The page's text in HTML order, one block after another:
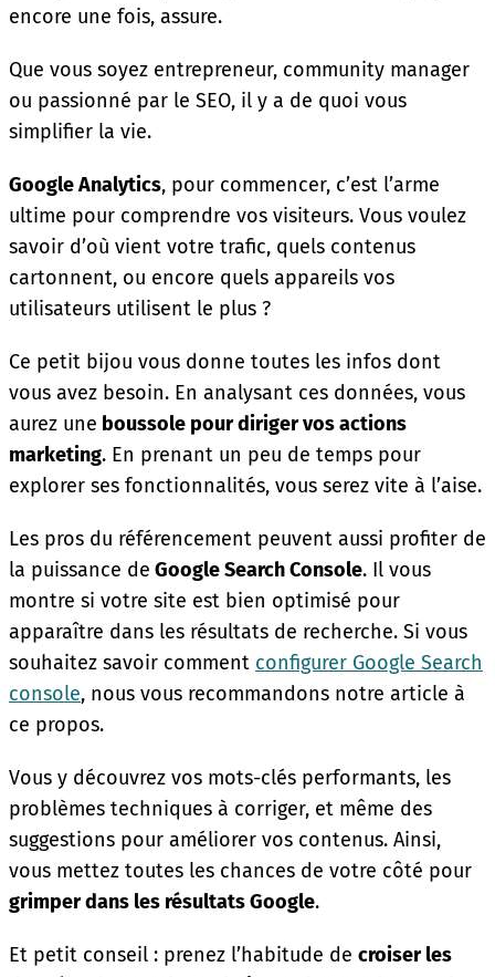
encore une fois, assure.
Que vous soyez entrepreneur, community manager
ou passionné par le SEO, il y a de quoi vous
simplifier la vie.
Google Analytics, pour commencer, c’est l’arme
ultime pour comprendre vos visiteurs. Vous voulez
savoir d’où vient votre trafic, quels contenus
cartonnent, ou encore quels appareils vos
utilisateurs utilisent le plus ?
Ce petit bijou vous donne toutes les infos dont
vous avez besoin. En analysant ces données, vous
aurez une boussole pour diriger vos actions
marketing. En prenant un peu de temps pour
explorer ses fonctionnalités, vous serez vite à l’aise.
Les pros du référencement peuvent aussi profiter de
la puissance de Google Search Console. Il vous
montre si votre site est bien optimisé pour
apparaître dans les résultats de recherche. Si vous
souhaitez savoir comment configurer Google Search
console, nous vous recommandons notre article à
ce propos.
Vous y découvrez vos mots-clés performants, les
problèmes techniques à corriger, et même des
suggestions pour améliorer vos contenus. Ainsi,
vous mettez toutes les chances de votre côté pour
grimper dans les résultats Google.
Et petit conseil : prenez l’habitude de croiser les